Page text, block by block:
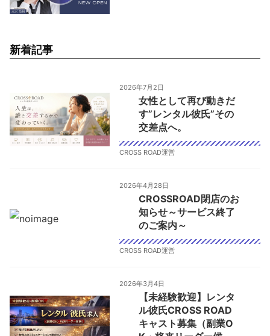
新着記事
2026年7月2日
女性として再び動きだ
す”レンタル彼氏”その
交差点へ。
CROSS ROAD運営
2026年4月28日
CROSSROAD閉店のお
知らせ～サービス終了
のご案内～
CROSS ROAD運営
2026年3月4日
【未経験歓迎】レンタ
ル彼氏CROSS ROAD
キャスト募集（副業O